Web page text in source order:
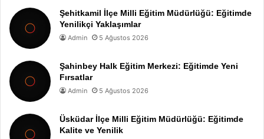
Şehitkamil İlçe Milli Eğitim Müdürlüğü: Eğitimde
Yenilikçi Yaklaşımlar
Admin 5 Ağustos 2026
Şahinbey Halk Eğitim Merkezi: Eğitimde Yeni
Fırsatlar
Admin 5 Ağustos 2026
Üsküdar İlçe Milli Eğitim Müdürlüğü: Eğitimde
Kalite ve Yenilik